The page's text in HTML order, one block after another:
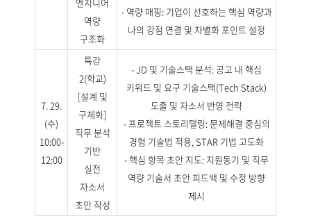
역량
구조화
- 역량 매핑: 기업이 선호하는 핵심 역량과
나의 강점 연결 및 차별화 포인트 설정
7. 29.
(수)
10:00-
12:00
특강
2(학교)
[설계 및
구체화]
직무 분석
기반
실전
자소서
초안 작성
- JD 및 기술스택 분석: 공고 내 핵심
키워드 및 요구 기술스택(Tech Stack)
도출 및 자소서 반영 전략
- 프로젝트 스토리텔링: 문제해결 중심의
경험 기술법 적용, STAR 기법 고도화
- 핵심 항목 초안 지도: 지원동기 및 직무
역량 기술서 초안 피드백 및 수정 방향
제시